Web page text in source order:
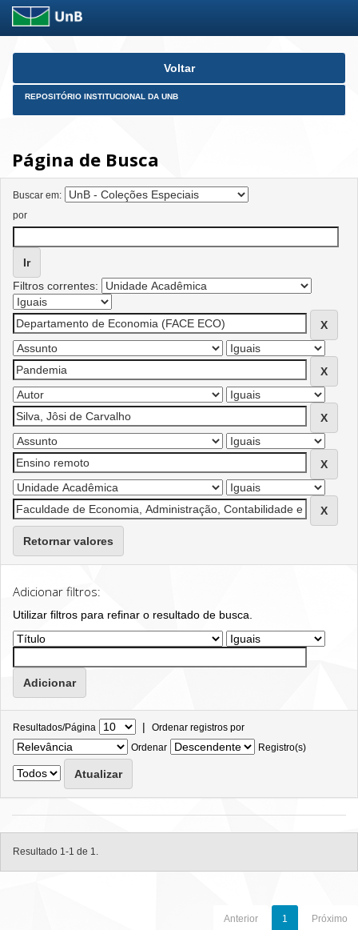
Skip
Voltar
REPOSITÓRIO INSTITUCIONAL DA UNB
Página de Busca
Buscar em:
por
Filtros correntes:
Retornar valores
Adicionar filtros:
Utilizar filtros para refinar o resultado de busca.
Resultados/Página | Ordenar registros por
Ordenar
Registro(s)
Resultado 1-1 de 1.
Anterior 1 Próximo